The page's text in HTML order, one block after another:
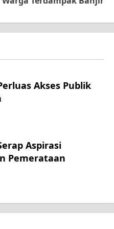
Akses Publik
Aspirasi
Pemerataan